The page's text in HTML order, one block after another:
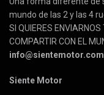
mundo de las 2 y las 4
SI QUIERES
COMPARTIR CON EL
info@sientemotor.com
Siente Motor